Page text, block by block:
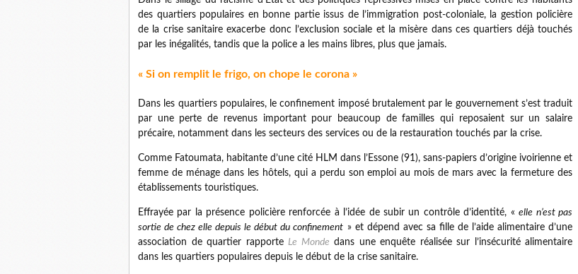
des quartiers populaires en bonne partie issus de l’immigration post-coloniale, la gestion policière
de la crise sanitaire exacerbe donc l’exclusion sociale et la misère dans ces quartiers déjà touchés
par les inégalités, tandis que la police a les mains libres, plus que jamais.
« Si on remplit le frigo, on chope le corona »
Dans les quartiers populaires, le confinement imposé brutalement par le gouvernement s’est traduit
par une perte de revenus important pour beaucoup de familles qui reposaient sur un salaire
précaire, notamment dans les secteurs des services ou de la restauration touchés par la crise.
Comme Fatoumata, habitante d’une cité HLM dans l’Essone (91), sans-papiers d’origine ivoirienne et
femme de ménage dans les hôtels, qui a perdu son emploi au mois de mars avec la fermeture des
établissements touristiques.
Effrayée par la présence policière renforcée à l’idée de subir un contrôle d’identité, «elle n’est pas
sortie de chez elle depuis le début du confinement » et dépend avec sa fille de l’aide alimentaire d’une
association de quartier rapporte Le Monde dans une enquête réalisée sur l’insécurité alimentaire
dans les quartiers populaires depuis le début de la crise sanitaire.